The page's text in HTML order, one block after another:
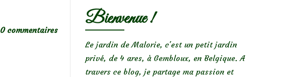
0 commentaires
Bienvenue !
Le jardin de Malorie, c'est un petit jardin
privé, de 4 ares, à Gembloux, en Belgique. A
travers ce blog, je partage ma passion et